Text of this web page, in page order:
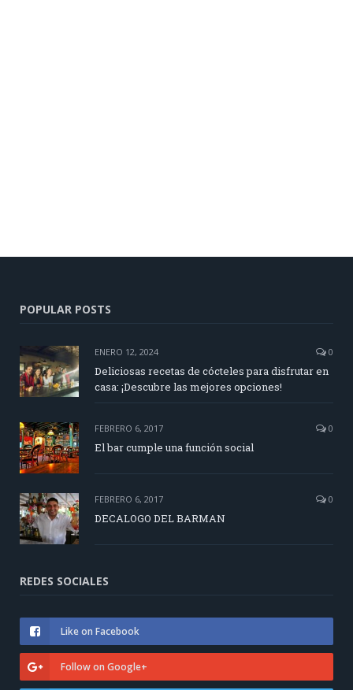
POPULAR POSTS
ENERO 12, 2024 0
Deliciosas recetas de cócteles para disfrutar en
casa: ¡Descubre las mejores opciones!
FEBRERO 6, 2017 0
El bar cumple una función social
FEBRERO 6, 2017 0
DECALOGO DEL BARMAN
REDES SOCIALES
Like on Facebook
Follow on Google+